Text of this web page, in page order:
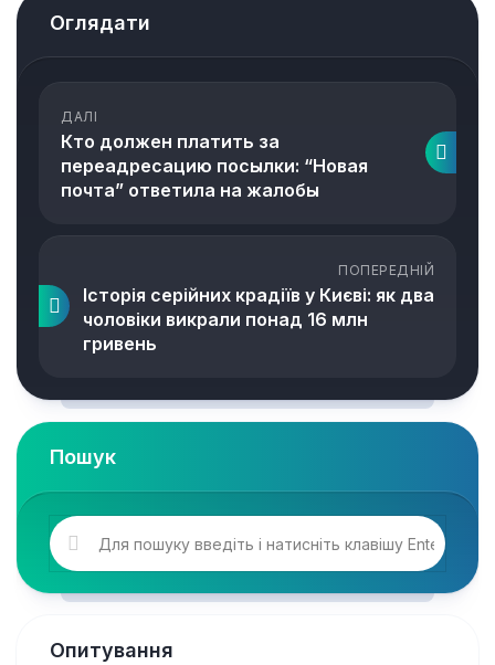
Оглядати
ДАЛІ
Кто должен платить за
переадресацию посылки: “Новая
почта” ответила на жалобы
ПОПЕРЕДНІЙ
Історія серійних крадіїв у Києві: як два
чоловіки викрали понад 16 млн
гривень
Пошук
Опитування